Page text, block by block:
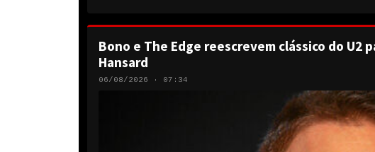
Bono e The Edge reescrevem clássico do U2
Hansard
06/08/2026 · 07:34